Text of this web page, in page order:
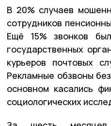
В 20% случаев
сотрудников
Ещё 15% звонков
государственных
курьеров почтовых
Рекламные обзвоны
основном касались
социологических